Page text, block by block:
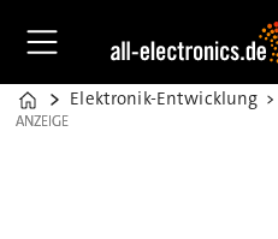
Home
Elektronik-Entwicklung
ANZEIGE
ANZEIGE